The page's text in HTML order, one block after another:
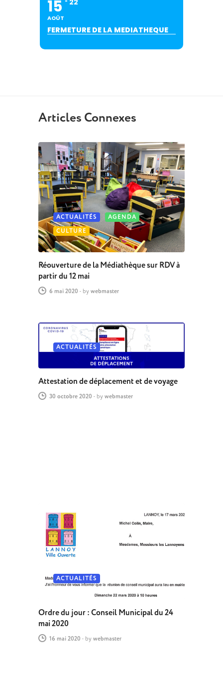
15
AOÛT
22
FERMETURE DE LA MEDIATHEQUE
Articles Connexes
ACTUALITÉS
AGENDA
CULTURE
Réouverture de la Médiathèque sur RDV à
partir du 12 mai
6 mai 2020 - by webmaster
ACTUALITÉS
Attestation de déplacement et de voyage
30 octobre 2020 - by webmaster
ACTUALITÉS
Ordre du jour : Conseil Municipal du 24
mai 2020
16 mai 2020 - by webmaster